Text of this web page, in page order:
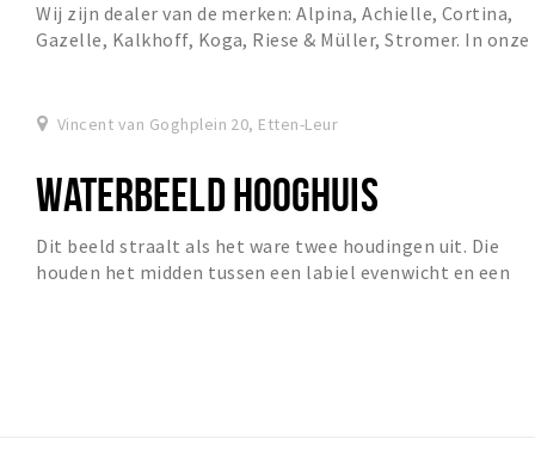
Wij zijn dealer van de merken: Alpina, Achielle, Cortina,
Gazelle, Kalkhoff, Koga, Riese & Müller, Stromer. In onze
Vincent van Goghplein 20, Etten-Leur
WATERBEELD HOOGHUIS
Dit beeld straalt als het ware twee houdingen uit. Die
houden het midden tussen een labiel evenwicht en een